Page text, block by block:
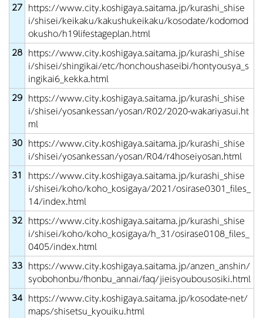
27 https://www.city.koshigaya.saitama.jp/kurashi_shise
i/shisei/keikaku/kakushukeikaku/kosodate/kodomod
okusho/h19lifestageplan.html
28 https://www.city.koshigaya.saitama.jp/kurashi_shise
i/shisei/shingikai/etc/honchoushaseibi/hontyousya_s
ingikai6_kekka.html
29 https://www.city.koshigaya.saitama.jp/kurashi_shise
i/shisei/yosankessan/yosan/R02/2020-wakariyasui.ht
ml
30 https://www.city.koshigaya.saitama.jp/kurashi_shise
i/shisei/yosankessan/yosan/R04/r4hoseiyosan.html
31
https://www.city.koshigaya.saitama.jp/kurashi_shise
i/shisei/koho/koho_kosigaya/2021/osirase0301_files_
14/index.html
32 https://www.city.koshigaya.saitama.jp/kurashi_shise
i/shisei/koho/koho_kosigaya/h_31/osirase0108_files_
0405/index.html
33 https://www.city.koshigaya.saitama.jp/anzen_anshin/
syobohonbu/fhonbu_annai/faq/jieisyoubousosiki.html
34 https://www.city.koshigaya.saitama.jp/kosodate-net/
maps/shisetsu_kyouiku.html